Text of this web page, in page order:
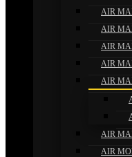
AIR
AIR
AIR
AIR
AIR
AIR
AIR